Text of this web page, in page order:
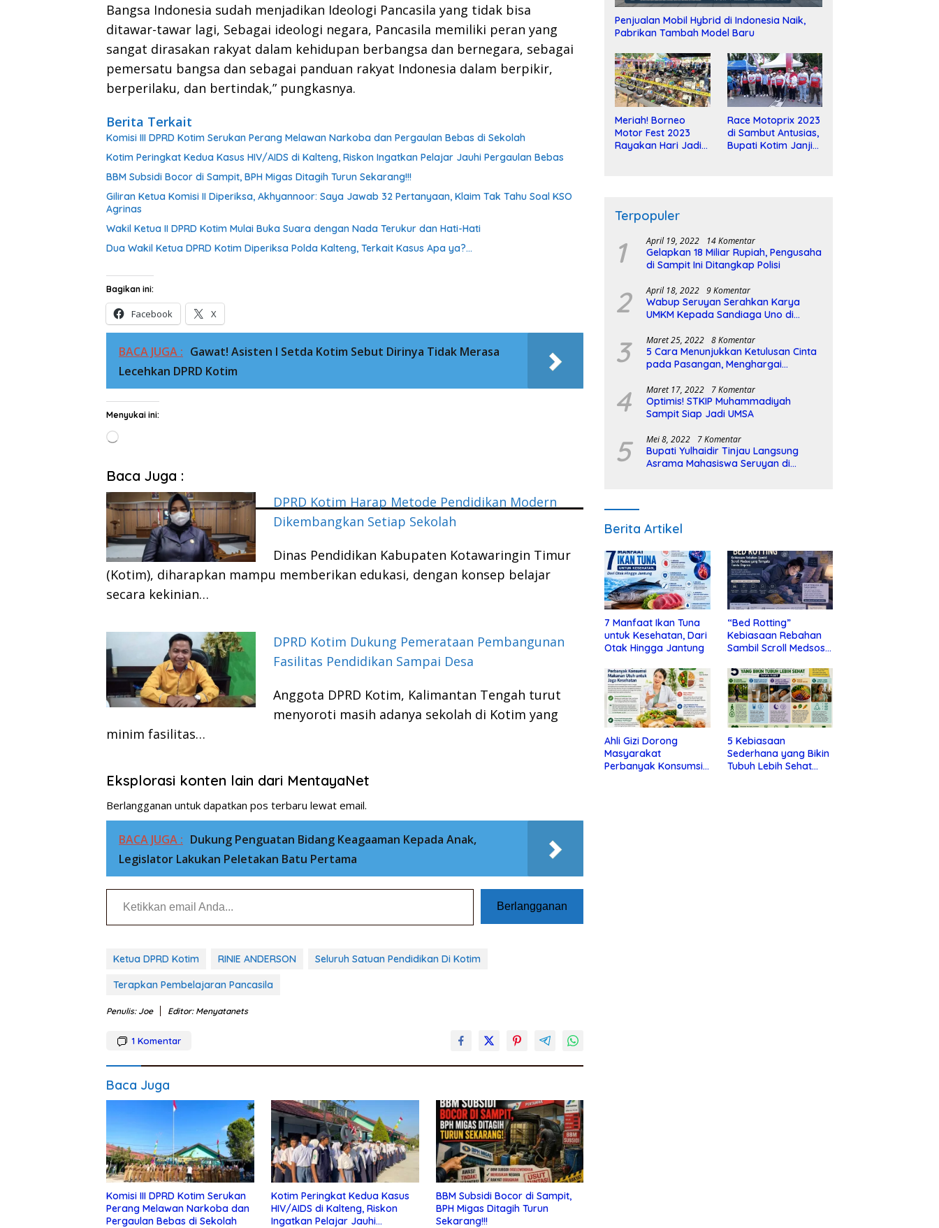
Bangsa Indonesia sudah menjadikan Ideologi Pancasila yang tidak bisa
ditawar-tawar lagi, Sebagai ideologi negara, Pancasila memiliki peran yang
sangat dirasakan rakyat dalam kehidupan berbangsa dan bernegara, sebagai
pemersatu bangsa dan sebagai panduan rakyat Indonesia dalam berpikir,
berperilaku, dan bertindak,” pungkasnya.
Berita Terkait
Komisi III DPRD Kotim Serukan Perang Melawan Narkoba dan Pergaulan Bebas di Sekolah
Kotim Peringkat Kedua Kasus HIV/AIDS di Kalteng, Riskon Ingatkan Pelajar Jauhi Pergaulan Bebas
BBM Subsidi Bocor di Sampit, BPH Migas Ditagih Turun Sekarang!!!
Giliran Ketua Komisi II Diperiksa, Akhyannoor: Saya Jawab 32 Pertanyaan, Klaim Tak Tahu Soal KSO
Agrinas
Wakil Ketua II DPRD Kotim Mulai Buka Suara dengan Nada Terukur dan Hati-Hati
Dua Wakil Ketua DPRD Kotim Diperiksa Polda Kalteng, Terkait Kasus Apa ya?…
Bagikan ini:
Facebook X
BACA JUGA : Gawat! Asisten I Setda Kotim Sebut Dirinya Tidak Merasa
Lecehkan DPRD Kotim
Menyukai ini:
Memuat...
Baca Juga :
DPRD Kotim Harap Metode Pendidikan Modern
Dikembangkan Setiap Sekolah
Dinas Pendidikan Kabupaten Kotawaringin Timur
(Kotim), diharapkan mampu memberikan edukasi, dengan konsep belajar
secara kekinian…
DPRD Kotim Dukung Pemerataan Pembangunan
Fasilitas Pendidikan Sampai Desa
Anggota DPRD Kotim, Kalimantan Tengah turut
menyoroti masih adanya sekolah di Kotim yang
minim fasilitas…
Eksplorasi konten lain dari MentayaNet
Berlangganan untuk dapatkan pos terbaru lewat email.
BACA JUGA : Dukung Penguatan Bidang Keagaaman Kepada Anak,
Legislator Lakukan Peletakan Batu Pertama
Ketikkan email Anda...
Berlangganan
Ketua DPRD Kotim RINIE ANDERSON Seluruh Satuan Pendidikan Di Kotim
Terapkan Pembelajaran Pancasila
Penulis: Joe Editor: Menyatanets
1 Komentar
Baca Juga
Komisi III DPRD Kotim Serukan
Perang Melawan Narkoba dan
Pergaulan Bebas di Sekolah
Kotim Peringkat Kedua Kasus
HIV/AIDS di Kalteng, Riskon
Ingatkan Pelajar Jauhi
BBM Subsidi Bocor di Sampit,
BPH Migas Ditagih Turun
Sekarang!!!
Penjualan Mobil Hybrid di Indonesia Naik,
Pabrikan Tambah Model Baru
Meriah! Borneo
Motor Fest 2023
Rayakan Hari Jadi
Race Motoprix 2023
di Sambut Antusias,
Bupati Kotim Janji
Terpopuler
1 April 19, 2022 14 Komentar
Gelapkan 18 Miliar Rupiah, Pengusaha
di Sampit Ini Ditangkap Polisi
2 April 18, 2022 9 Komentar
Wabup Seruyan Serahkan Karya
UMKM Kepada Sandiaga Uno di
3 Maret 25, 2022 8 Komentar
5 Cara Menunjukkan Ketulusan Cinta
pada Pasangan, Menghargai
4 Maret 17, 2022 7 Komentar
Optimis! STKIP Muhammadiyah
Sampit Siap Jadi UMSA
5 Mei 8, 2022 7 Komentar
Bupati Yulhaidir Tinjau Langsung
Asrama Mahasiswa Seruyan di
Berita Artikel
7 Manfaat Ikan Tuna
untuk Kesehatan, Dari
Otak Hingga Jantung
“Bed Rotting”
Kebiasaan Rebahan
Sambil Scroll Medsos
Depresi
Ahli Gizi Dorong
Masyarakat
Perbanyak Konsumsi
5 Kebiasaan
Sederhana yang Bikin
Tubuh Lebih Sehat